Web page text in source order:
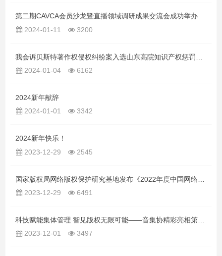
第二期CAVCA会员沙龙暨直播领域调研成果交流会成功举办
2024-01-11
3200
2024-01-04
6162
2024新年献辞
2024-01-01
3342
2024新年快乐！
2023-12-29
2545
2023-12-29
6491
2023-12-01
3497